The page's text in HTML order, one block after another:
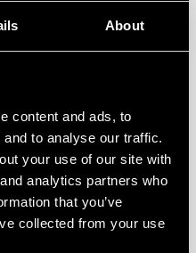
About
content and ads, to
to analyse our traffic.
your use of our site with
analytics partners who
that you’ve
collected from your use